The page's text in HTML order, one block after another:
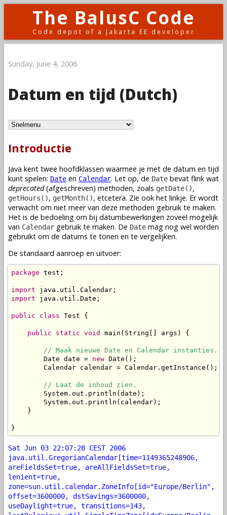
The BalusC Code
Code depot of a Jakarta EE developer
Sunday, June 4, 2006
Datum en tijd (Dutch)
Introductie
Java kent twee hoofdklassen waarmee je met de datum en tijd
kunt spelen: Date en Calendar. Let op, de Date bevat flink wat
deprecated(afgeschreven) methoden, zoals getDate(),
getHours(), getMonth(), etcetera. Zie ook het linkje. Er wordt
verwacht om niet meer van deze methoden gebruik te maken.
Het is de bedoeling om bij datumbewerkingen zoveel mogelijk
van Calendar gebruik te maken. De Date mag nog wel worden
gebruikt om de datums te tonen en te vergelijken.
De standaard aanroep en uitvoer:
package test;
import
import java.util.Date;
public class Test {
public static void main(String[] args) {
// Maak nieuwe Date en Calendar instanties.
        Date date =
new Date();
        Calendar calendar = Calendar.getInstance();
// Laat de inhoud zien.
        System.out.println(date);
        System.out.println(calendar);
    }
}
Sat Jun 03 22:07:28 CEST 2006
java.util.GregorianCalendar[time=1149365248906,
areFieldsSet=true, areAllFieldsSet=true,
lenient=true,
zone=sun.util.calendar.ZoneInfo[id="Europe/Berlin",
offset=3600000, dstSavings=3600000,
useDaylight=true, transitions=143,